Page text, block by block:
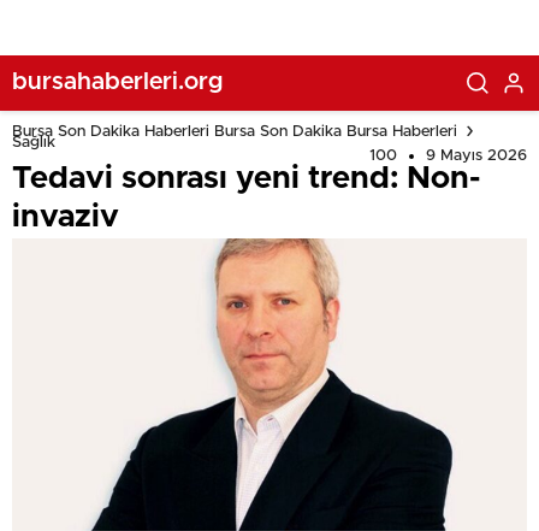
bursahaberleri.org
Bursa Son Dakika Haberleri Bursa Son Dakika Bursa Haberleri
Sağlık
100
9 Mayıs 2026
Tedavi sonrası yeni trend: Non-
invaziv